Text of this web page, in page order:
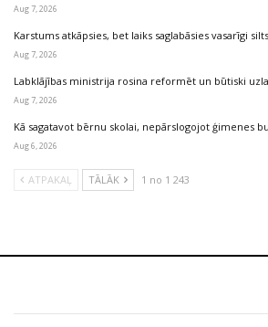
Aug 7, 2026
Karstums atkāpsies, bet laiks saglabāsies vasarīgi silts
Aug 7, 2026
Labklājības ministrija rosina reformēt un būtiski
Aug 7, 2026
Kā sagatavot bērnu skolai, nepārslogojot ģimenes
Aug 6, 2026
ATPAKAĻ TĀLĀK 1 no 1 243